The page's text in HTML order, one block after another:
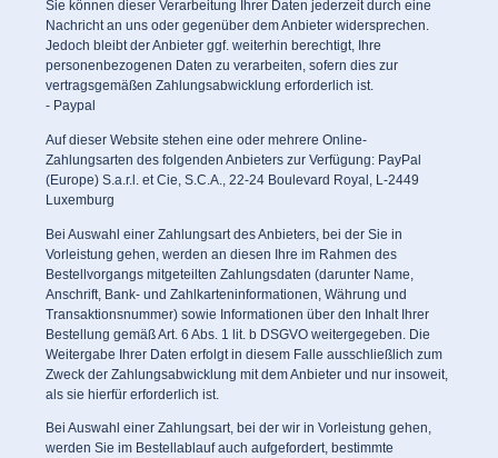
Sie können dieser Verarbeitung Ihrer Daten jederzeit durch eine
Nachricht an uns oder gegenüber dem Anbieter widersprechen.
Jedoch bleibt der Anbieter ggf. weiterhin berechtigt, Ihre
personenbezogenen Daten zu verarbeiten, sofern dies zur
vertragsgemäßen Zahlungsabwicklung erforderlich ist.
- Paypal
Auf dieser Website stehen eine oder mehrere Online-
Zahlungsarten des folgenden Anbieters zur Verfügung: PayPal
(Europe) S.a.r.l. et Cie, S.C.A., 22-24 Boulevard Royal, L-2449
Luxemburg
Bei Auswahl einer Zahlungsart des Anbieters, bei der Sie in
Vorleistung gehen, werden an diesen Ihre im Rahmen des
Bestellvorgangs mitgeteilten Zahlungsdaten (darunter Name,
Anschrift, Bank- und Zahlkarteninformationen, Währung und
Transaktionsnummer) sowie Informationen über den Inhalt Ihrer
Bestellung gemäß Art. 6 Abs. 1 lit. b DSGVO weitergegeben. Die
Weitergabe Ihrer Daten erfolgt in diesem Falle ausschließlich zum
Zweck der Zahlungsabwicklung mit dem Anbieter und nur insoweit,
als sie hierfür erforderlich ist.
Bei Auswahl einer Zahlungsart, bei der wir in Vorleistung gehen,
werden Sie im Bestellablauf auch aufgefordert, bestimmte